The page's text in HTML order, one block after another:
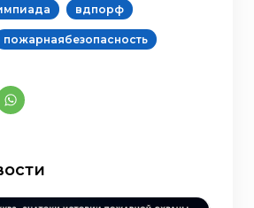
вдпорф
пожарнаябезопасность